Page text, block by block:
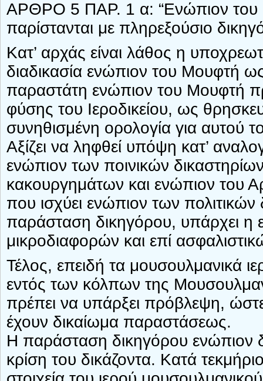
ΑΡΘΡΟ 5 ΠΑΡ. 1 α: “Ενώπιον του
παρίστανται με πληρεξούσιο
Κατ’ αρχάς είναι λάθος η
διαδικασία ενώπιον του Μουφτή
παραστάτη ενώπιον του Μουφτή
φύσης του Ιεροδικείου, ως
συνηθισμένη ορολογία για αυτού
Αξίζει να ληφθεί υπόψη κατ’
ενώπιον των ποινικών
κακουργημάτων και ενώπιον του
που ισχύει ενώπιον των
παράσταση δικηγόρου, υπάρχει η
μικροδιαφορών και επί
Τέλος, επειδή τα μουσουλμανικά
εντός των κόλπων της
πρέπει να υπάρξει πρόβλεψη,
έχουν δικαίωμα παραστάσεως.
Η παράσταση δικηγόρου ενώπιον
κρίση του δικάζοντα. Κατά